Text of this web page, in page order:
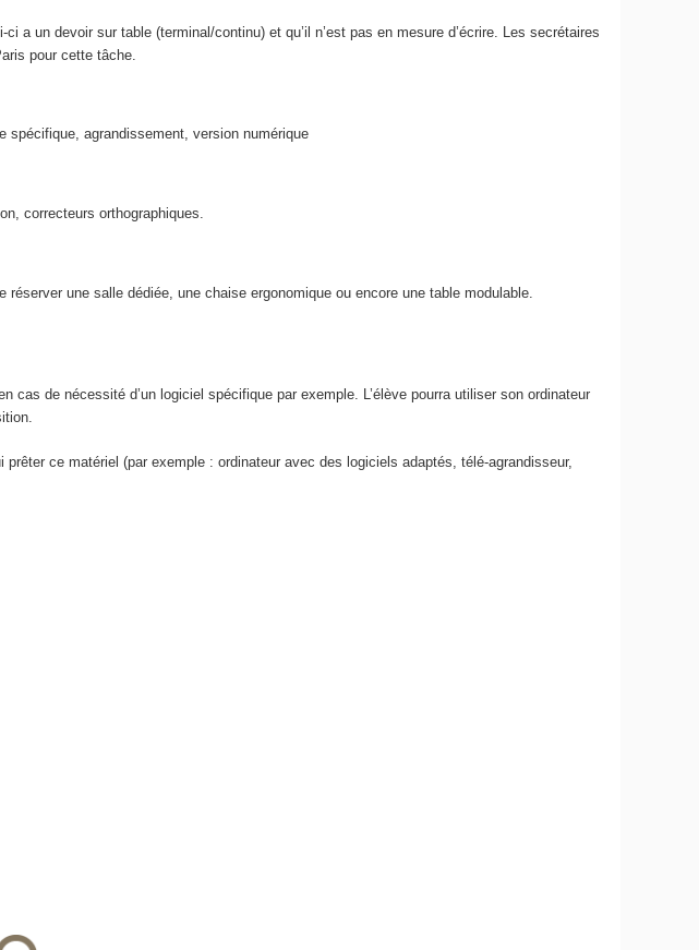
un devoir sur table (terminal/continu) et qu’il n’est pas en mesure d’écrire. Les secrétaires
pour cette tâche.
spécifique, agrandissement, version numérique
correcteurs orthographiques.
une salle dédiée, une chaise ergonomique ou encore une table modulable.
cas de nécessité d’un logiciel spécifique par exemple. L’élève pourra utiliser son ordinateur
ce matériel (par exemple : ordinateur avec des logiciels adaptés, télé-agrandisseur,